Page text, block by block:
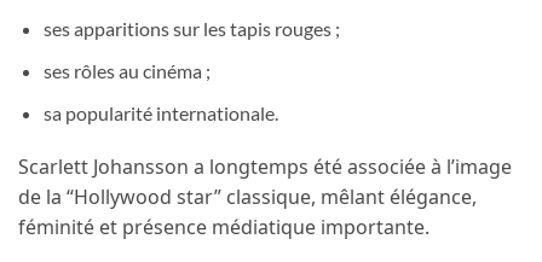
ses apparitions sur les tapis rouges ;
ses rôles au cinéma ;
sa popularité internationale.
Scarlett Johansson a longtemps été associée à l’image
de la “Hollywood star” classique, mêlant élégance,
féminité et présence médiatique importante.